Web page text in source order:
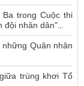
trong Cuộc thi
đội nhân dân"...
Quân nhân
trùng khơi Tổ